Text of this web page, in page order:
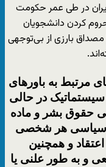
در طی عمر حکومت
کردن دانشجویان
بارزی از بی‌توجهی
مرتبط به باورهای
در حالی
جهانی حقوق بشر و ماده
و سیاسی هر شخصی
و همچنین
و به طور علنی یا